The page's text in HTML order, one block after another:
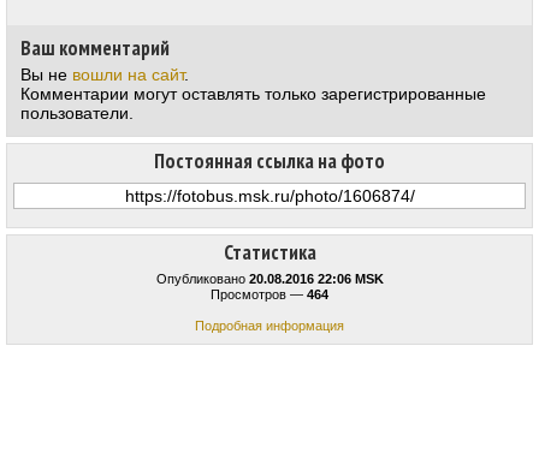
Статистика
Опубликовано 20.08.2016 22:06 MSK
Просмотров — 464
Подробная информация
Постоянная ссылка на фото
Ваш комментарий
Вы не вошли на сайт.
Комментарии могут оставлять только зарегистрированные
пользователи.